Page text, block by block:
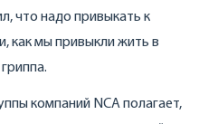
что надо привыкать к
как мы привыкли жить в
компаний NCA полагает,